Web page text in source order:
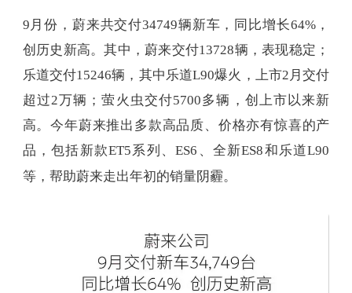
9月份，蔚来共交付34749辆新车，同比增长64%，
创历史新高。其中，蔚来交付13728辆，表现稳定；
乐道交付15246辆，其中乐道L90爆火，上市2月交付
超过2万辆；萤火虫交付5700多辆，创上市以来新
高。今年蔚来推出多款高品质、价格亦有惊喜的产
品，包括新款ET5系列、ES6、全新ES8和乐道L90
等，帮助蔚来走出年初的销量阴霾。